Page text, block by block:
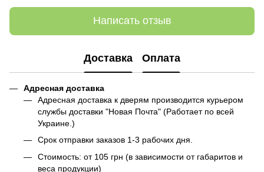
Написать отзыв
Доставка Оплата
Адресная доставка
Адресная доставка к дверям производится курьером
службы доставки "Новая Почта" (Работает по всей
Украине.)
Срок отправки заказов 1-3 рабочих дня.
Стоимость: от 105 грн (в зависимости от габаритов и
веса продукции)